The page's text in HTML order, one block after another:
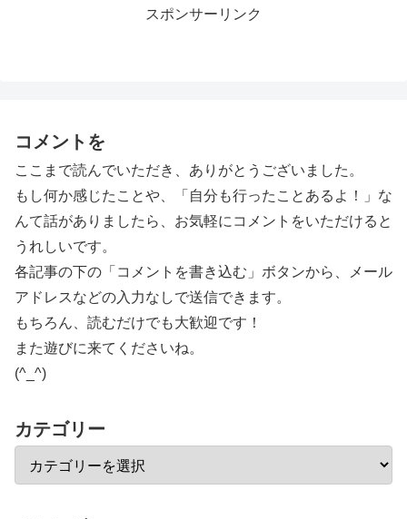
スポンサーリンク
コメントを
ここまで読んでいただき、ありがとうございました。
もし何か感じたことや、「自分も行ったことあるよ！」な
んて話がありましたら、お気軽にコメントをいただけると
うれしいです。
各記事の下の「コメントを書き込む」ボタンから、メール
アドレスなどの入力なしで送信できます。
もちろん、読むだけでも大歓迎です！
また遊びに来てくださいね。
(^_^)
カテゴリー